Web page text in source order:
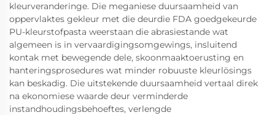
kleurveranderinge. Die meganiese duursaamheid van
oppervlaktes gekleur met die deurdie FDA goedgekeurde
PU-kleurstofpasta weerstaan die abrasiestande wat
algemeen is in vervaardigingsomgewings, insluitend
kontak met bewegende dele, skoonmaaktoerusting en
hanteringsprosedures wat minder robuuste kleurlösings
kan beskadig. Die uitstekende duursaamheid vertaal direk
na ekonomiese waarde deur verminderde
instandhoudingsbehoeftes, verlengde